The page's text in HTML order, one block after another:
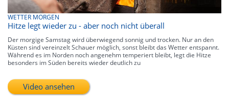
WETTER MORGEN
Hitze legt wieder zu - aber noch nicht überall
Der morgige Samstag wird überwiegend sonnig und trocken. Nur an den
Küsten sind vereinzelt Schauer möglich, sonst bleibt das Wetter entspannt.
Während es im Norden noch angenehm temperiert bleibt, legt die Hitze
besonders im Süden bereits wieder deutlich zu
Video ansehen